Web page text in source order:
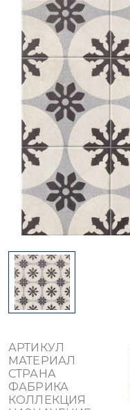
АРТИКУЛ
МАТЕРИАЛ
СТРАНА
ФАБРИКА
КОЛЛЕКЦИЯ